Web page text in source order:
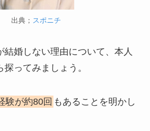
出典； スポニチ
結婚しない理由について、本人
ってみましょう。
験が約80回 もあることを明かし